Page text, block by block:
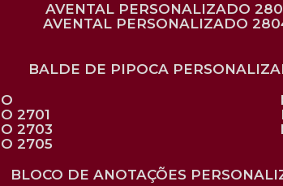
AVENTAL PERSONALIZADO
AVENTAL PERSONALIZADO
BALDE DE PIPOCA
2701
2703
2705
BLOCO DE ANOTAÇÕES